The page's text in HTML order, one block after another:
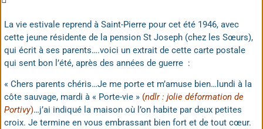
La vie estivale reprend à Saint-Pierre pour cet été 1946, avec
cette jeune résidente de la pension St Joseph (chez les Sœurs),
qui écrit à ses parents….voici un extrait de cette carte postale
qui sent bon l’été, après des années de guerre :
« Chers parents chéris…Je me porte et m’amuse bien…lundi à la
côte sauvage, mardi à « Porte-vie » (ndlr : jolie déformation de
Portivy)…j’ai indiqué la maison où l’on habite par deux petites
croix. Je termine en vous embrassant bien fort et de tout cœur.